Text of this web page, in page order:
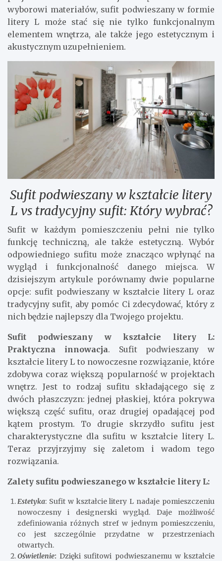
wyborowi materiałów, sufit podwieszany w formie
litery L może stać się nie tylko funkcjonalnym
elementem wnętrza, ale także jego estetycznym i
akustycznym uzupełnieniem.
Sufit podwieszany w kształcie litery
L vs tradycyjny sufit: Który wybrać?
Sufit w każdym pomieszczeniu pełni nie tylko
funkcję techniczną, ale także estetyczną. Wybór
odpowiedniego sufitu może znacząco wpłynąć na
wygląd i funkcjonalność danego miejsca. W
dzisiejszym artykule porównamy dwie popularne
opcje: sufit podwieszany w kształcie litery L oraz
tradycyjny sufit, aby pomóc Ci zdecydować, który z
nich będzie najlepszy dla Twojego projektu.
Sufit podwieszany w kształcie litery L:
Praktyczna innowacja. Sufit podwieszany w
kształcie litery L to nowoczesne rozwiązanie, które
zdobywa coraz większą popularność w projektach
wnętrz. Jest to rodzaj sufitu składającego się z
dwóch płaszczyzn: jednej płaskiej, która pokrywa
większą część sufitu, oraz drugiej opadającej pod
kątem prostym. To drugie skrzydło sufitu jest
charakterystyczne dla sufitu w kształcie litery L.
Teraz przyjrzyjmy się zaletom i wadom tego
rozwiązania.
Zalety sufitu podwieszanego w kształcie litery L:
Estetyka: Sufit w kształcie litery L nadaje pomieszczeniu
nowoczesny i designerski wygląd. Daje możliwość
zdefiniowania różnych stref w jednym pomieszczeniu,
co jest szczególnie przydatne w przestrzeniach
otwartych.
Oświetlenie: Dzięki sufitowi podwieszanemu w kształcie